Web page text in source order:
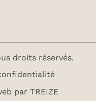
droits réservés.
par TREIZE